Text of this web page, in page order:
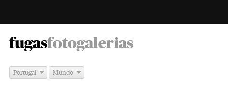
fugas -
fotogalerias
Portugal Mundo